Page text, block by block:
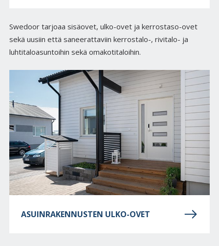
Swedoor tarjoaa sisäovet, ulko-ovet ja kerrostaso-ovet
sekä uusiin että saneerattaviin kerrostalo-, rivitalo- ja
luhtitaloasuntoihin sekä omakotitaloihin.
ASUINRAKENNUSTEN ULKO-OVET